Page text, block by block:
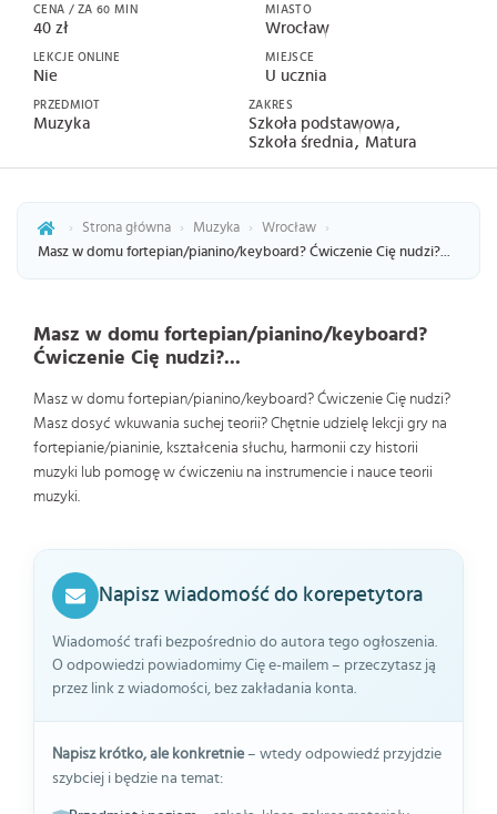
CENA / ZA 60 MIN
40 zł
LEKCJE ONLINE
Nie
MIASTO
Wrocław
MIEJSCE
U ucznia
PRZEDMIOT
Muzyka
ZAKRES
Szkoła podstawowa
Szkoła średnia Matura
› Strona główna › Muzyka › Wrocław
›
Masz w domu fortepian/pianino/keyboard? Ćwiczenie Cię nudzi?...
Masz w domu fortepian/pianino/keyboard?
Ćwiczenie Cię nudzi?...
Masz w domu fortepian/pianino/keyboard? Ćwiczenie Cię nudzi?
Masz dosyć wkuwania suchej teorii? Chętnie udzielę lekcji gry na
fortepianie/pianinie, kształcenia słuchu, harmonii czy historii
muzyki lub pomogę w ćwiczeniu na instrumencie i nauce teorii
muzyki.
Napisz wiadomość do korepetytora
Wiadomość trafi bezpośrednio do autora tego ogłoszenia.
O odpowiedzi powiadomimy Cię e-mailem – przeczytasz ją
przez link z wiadomości, bez zakładania konta.
Napisz krótko, ale konkretnie– wtedy odpowiedź przyjdzie
szybciej i będzie na temat: